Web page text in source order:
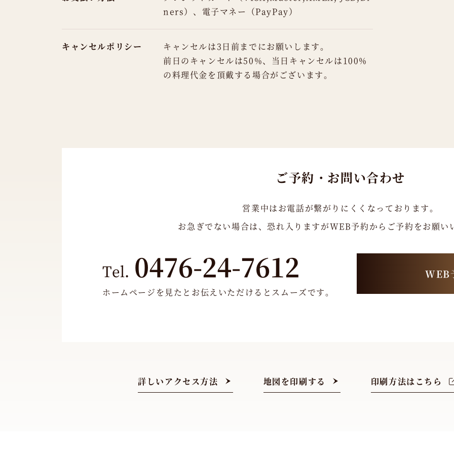
ners）、電子マネー（PayPay）
キャンセルポリシー
キャンセルは3日前までにお願いします。
前日のキャンセルは50%、当日キャンセルは100%
の料理代金を頂戴する場合がございます。
ご予約・お問い合わせ
営業中はお電話が繋がりにくくなっております。
お急ぎでない場合は、恐れ入りますがWEB予約からご予約をお願い
Tel. 0476-24-7612
ホームページを見たとお伝えいただけるとスムーズです。
WEB
詳しいアクセス方法 地図を印刷する 印刷方法はこちら